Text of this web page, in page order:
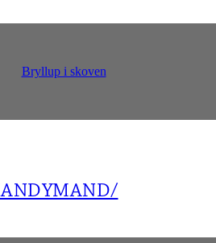
Bryllup i skoven